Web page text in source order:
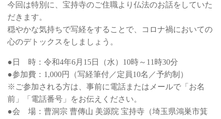
今回は特別に、宝持寺のご住職より仏法のお話をしていた
だきます。
穏やかな気持ちで写経をすることで、コロナ禍においての
心のデトックスをしましょう。
●日 時：令和4年6月15日（水）10時～11時30分
●参加費：1,000円（写経筆付／定員10名／予約制）
※ご参加される方は、事前に電話またはメールで「お名
前」「電話番号」をお伝えください。
●会 場：曹洞宗 曹傳山 美源院 宝持寺（埼玉県鴻巣市箕